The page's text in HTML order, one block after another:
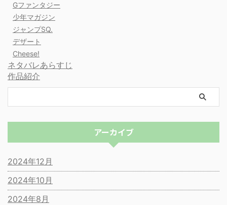
Gファンタジー
少年マガジン
ジャンプSQ.
デザート
Cheese!
ネタバレあらすじ
作品紹介
アーカイブ
2024年12月
2024年10月
2024年8月